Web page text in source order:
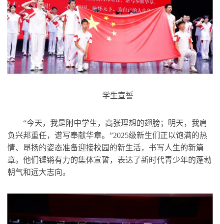
学生宣誓
“今天，我是附中学生，高张理想的翅膀；明天，我肩
负兴邦重任，谱写奉献华章。”2025级新生们正以饱满的热
情、昂扬的姿态准备迎接校园的新生活，书写人生的新篇
章。他们铿锵有力的集体宣誓，表达了新时代青少年的蓬勃
朝气和远大志向。